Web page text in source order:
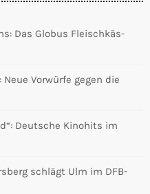
Das Globus Fleischkäs-
Vorwürfe gegen die
Deutsche Kinohits im
schlägt Ulm im DFB-